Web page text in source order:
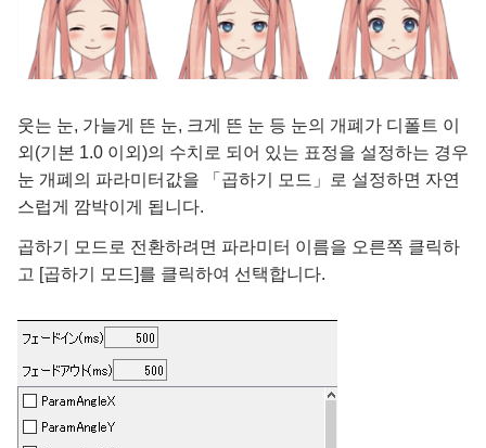
웃는 눈, 가늘게 뜬 눈, 크게 뜬 눈 등 눈의 개폐가 디폴트 이
외(기본 1.0 이외)의 수치로 되어 있는 표정을 설정하는 경우
눈 개폐의 파라미터값을 「곱하기 모드」로 설정하면 자연
스럽게 깜박이게 됩니다.
곱하기 모드로 전환하려면 파라미터 이름을 오른쪽 클릭하
고 [곱하기 모드]를 클릭하여 선택합니다.